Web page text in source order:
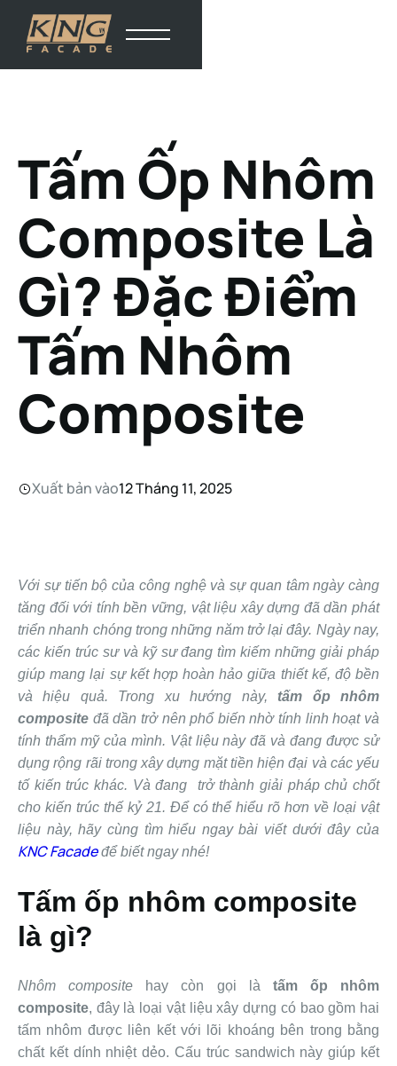
Tấm Ốp Nhôm
Composite Là
Gì? Đặc Điểm
Tấm Nhôm
Composite
Xuất bản vào12 Tháng 11, 2025
Với sự tiến bộ của công nghệ và sự quan tâm ngày càng
tăng đối với tính bền vững, vật liệu xây dựng đã dần phát
triển nhanh chóng trong những năm trở lại đây. Ngày nay,
các kiến ​​trúc sư và kỹ sư đang tìm kiếm những giải pháp
giúp mang lại sự kết hợp hoàn hảo giữa thiết kế, độ bền
và hiệu quả. Trong xu hướng này, tấm ốp nhôm
composite đã dần trở nên phổ biến nhờ tính linh hoạt và
tính thẩm mỹ của mình. Vật liệu này đã và đang được sử
dụng rộng rãi trong xây dựng mặt tiền hiện đại và các yếu
tố kiến ​​trúc khác. Và đang trở thành giải pháp chủ chốt
cho kiến ​​trúc thế kỷ 21. Để có thể hiểu rõ hơn về loại vật
liệu này, hãy cùng tìm hiểu ngay bài viết dưới đây của
KNC Facadeđể biết ngay nhé!
Tấm ốp nhôm composite
là gì?
Nhôm composite hay còn gọi là tấm ốp nhôm
composite, đây là loại vật liệu xây dựng có bao gồm hai
tấm nhôm được liên kết với lõi khoáng bên trong bằng
chất kết dính nhiệt dẻo. Cấu trúc sandwich này giúp kết